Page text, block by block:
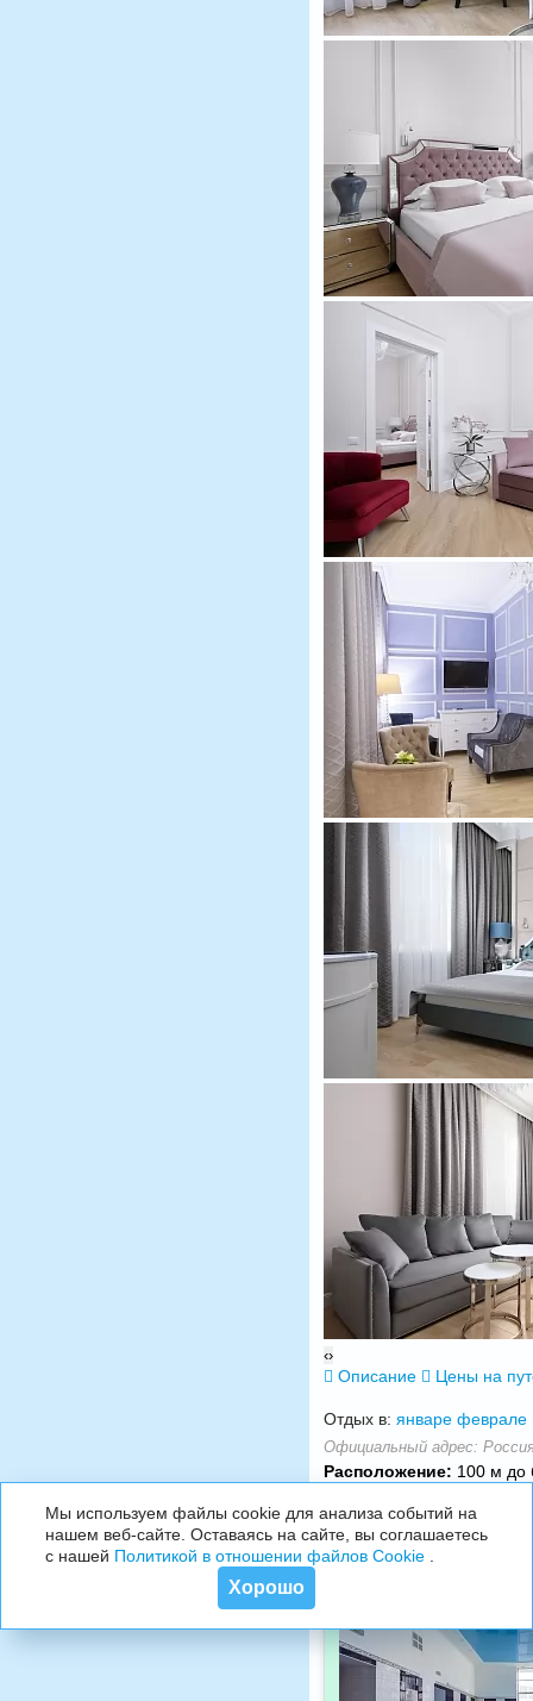
‹›
Описание Цены на
Отдых в: январе феврале
Официальный адрес:
Расположение: 100 м до
Мы используем файлы cookie для анализа событий на
нашем веб-сайте. Оставаясь на сайте, вы соглашаетесь
с нашей Политикой в отношении файлов Cookie.
Хорошо